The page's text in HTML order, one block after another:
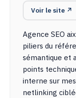
Voir le site ↗
Agence SEO
piliers du
sémantique et
points
interne sur
netlinking